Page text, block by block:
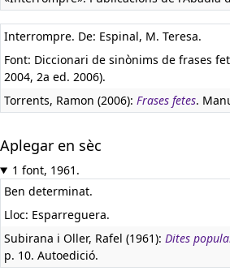
Interrompre. De: Espinal, M. Teresa.
Font: Diccionari de sinònims de frases
2004, 2a ed. 2006).
Torrents, Ramon (2006): Frases fetes.
Aplegar en sèc
1 font, 1961.
Ben determinat.
Lloc: Esparreguera.
Subirana i Oller, Rafel (1961): Dites
p. 10. Autoedició.